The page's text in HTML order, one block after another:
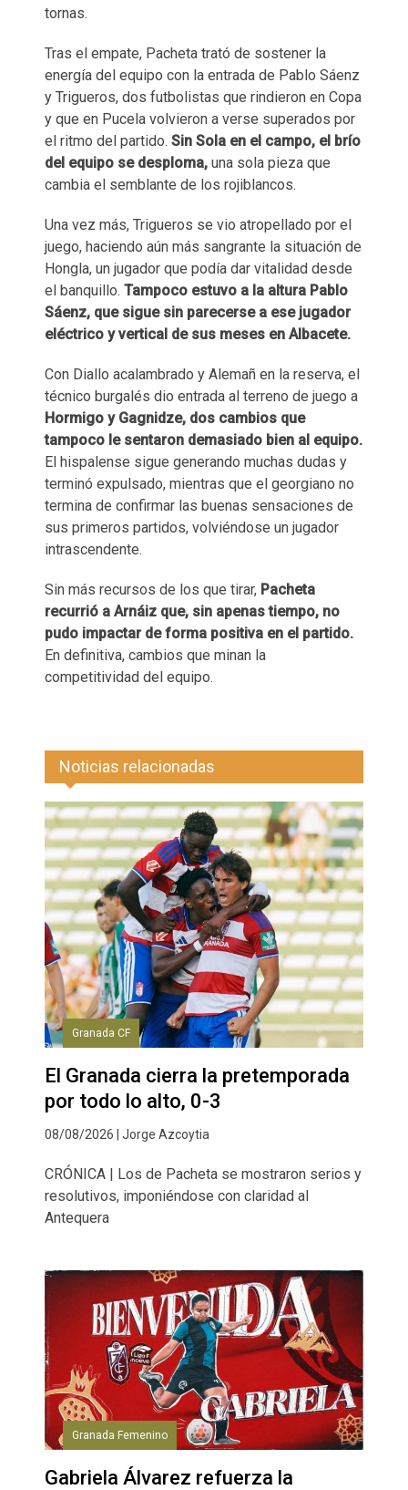
tornas.
Tras el empate, Pacheta trató de sostener la
energía del equipo con la entrada de Pablo Sáenz
y Trigueros, dos futbolistas que rindieron en Copa
y que en Pucela volvieron a verse superados por
el ritmo del partido. Sin Sola en el campo, el brío
del equipo se desploma, una sola pieza que
cambia el semblante de los rojiblancos.
Una vez más, Trigueros se vio atropellado por el
juego, haciendo aún más sangrante la situación de
Hongla, un jugador que podía dar vitalidad desde
el banquillo. Tampoco estuvo a la altura Pablo
Sáenz, que sigue sin parecerse a ese jugador
eléctrico y vertical de sus meses en Albacete.
Con Diallo acalambrado y Alemañ en la reserva, el
técnico burgalés dio entrada al terreno de juego a
Hormigo y Gagnidze, dos cambios que
tampoco le sentaron demasiado bien al equipo.
El hispalense sigue generando muchas dudas y
terminó expulsado, mientras que el georgiano no
termina de confirmar las buenas sensaciones de
sus primeros partidos, volviéndose un jugador
intrascendente.
Sin más recursos de los que tirar, Pacheta
recurrió a Arnáiz que, sin apenas tiempo, no
pudo impactar de forma positiva en el partido.
En definitiva, cambios que minan la
competitividad del equipo.
Noticias relacionadas
Granada CF
El Granada cierra la pretemporada
por todo lo alto, 0-3
08/08/2026 | Jorge Azcoytia
CRÓNICA | Los de Pacheta se mostraron serios y
resolutivos, imponiéndose con claridad al
Antequera
Granada Femenino
Gabriela Álvarez refuerza la